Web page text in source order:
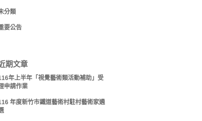
分類
要公告
期文章
年上半年「視覺藝術類活動補助」受
申請作業
年度新竹市鐵道藝術村駐村藝術家遴